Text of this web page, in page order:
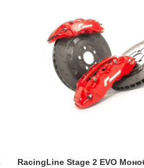
RacingLine Stage 2 EVO